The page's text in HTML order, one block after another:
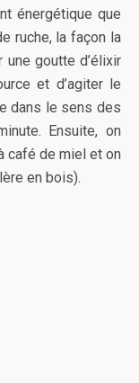
énergétique que
ruche, la façon la
goutte d’élixir
et d’agiter le
dans le sens des
Ensuite, on
café de miel et on
en bois).